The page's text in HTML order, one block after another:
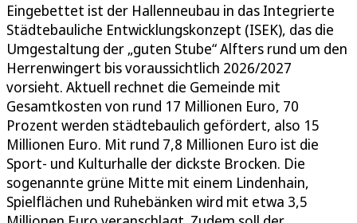
Eingebettet ist der Hallenneubau in das Integrierte
Städtebauliche Entwicklungskonzept (ISEK), das die
Umgestaltung der „guten Stube“ Alfters rund um den
Herrenwingert bis voraussichtlich 2026/2027
vorsieht. Aktuell rechnet die Gemeinde mit
Gesamtkosten von rund 17 Millionen Euro, 70
Prozent werden städtebaulich gefördert, also 15
Millionen Euro. Mit rund 7,8 Millionen Euro ist die
Sport- und Kulturhalle der dickste Brocken. Die
sogenannte grüne Mitte mit einem Lindenhain,
Spielflächen und Ruhebänken wird mit etwa 3,5